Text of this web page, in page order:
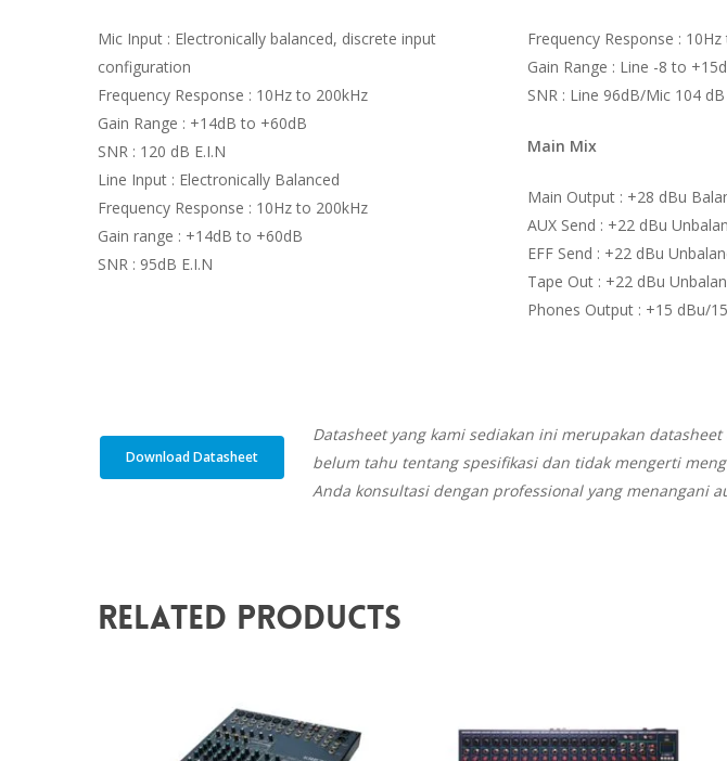
Mic Input : Electronically balanced, discrete input
configuration
Frequency Response : 10Hz to 200kHz
Gain Range : +14dB to +60dB
SNR : 120 dB E.I.N
Line Input : Electronically Balanced
Frequency Response : 10Hz to 200kHz
Gain range : +14dB to +60dB
SNR : 95dB E.I.N
Frequency Response :
Gain Range : Line -8 to
SNR : Line 96dB/Mic 104 dB
Main Mix
Main Output : +28 dBu
AUX Send : +22 dBu
EFF Send : +22 dBu
Tape Out : +22 dBu
Phones Output : +15 dBu/
Download Datasheet
Datasheet yang kami sediakan ini merupakan
belum tahu tentang spesifikasi dan tidak mengerti
Anda konsultasi dengan professional yang menangani
Related Products